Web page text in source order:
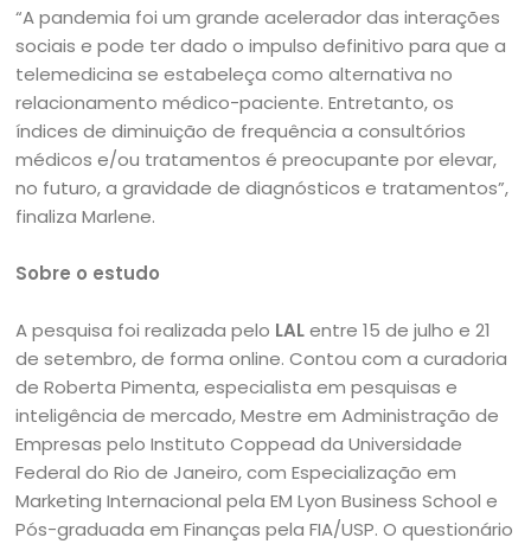
“A pandemia foi um grande acelerador das interações
sociais e pode ter dado o impulso definitivo para que a
telemedicina se estabeleça como alternativa no
relacionamento médico-paciente. Entretanto, os
índices de diminuição de frequência a consultórios
médicos e/ou tratamentos é preocupante por elevar,
no futuro, a gravidade de diagnósticos e tratamentos”,
finaliza Marlene.
Sobre o estudo
A pesquisa foi realizada pelo LALentre 15 de julho e 21
de setembro, de forma online. Contou com a curadoria
de Roberta Pimenta, especialista em pesquisas e
inteligência de mercado, Mestre em Administração de
Empresas pelo Instituto Coppead da Universidade
Federal do Rio de Janeiro, com Especialização em
Marketing Internacional pela EM Lyon Business School e
Pós-graduada em Finanças pela FIA/USP. O questionário